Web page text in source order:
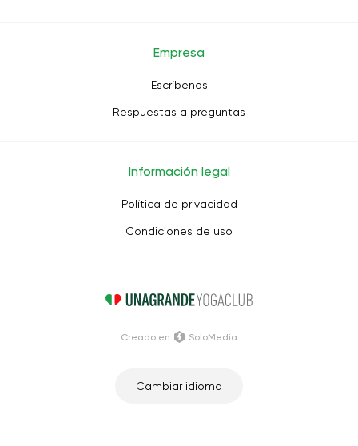
Empresa
Escríbenos
Respuestas a preguntas
Información legal
Política de privacidad
Condiciones de uso
Cambiar idioma
Creado en SoloMedia